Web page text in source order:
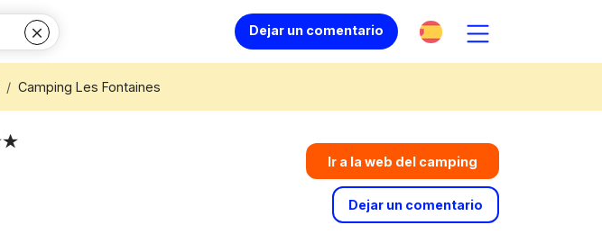
Dejar un comentario
Camping Les Fontaines
Ir a la web del camping
Dejar un comentario